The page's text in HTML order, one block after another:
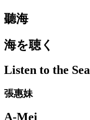
聽海
海を聴く
Listen to the Sea
張惠妹
A-Mei